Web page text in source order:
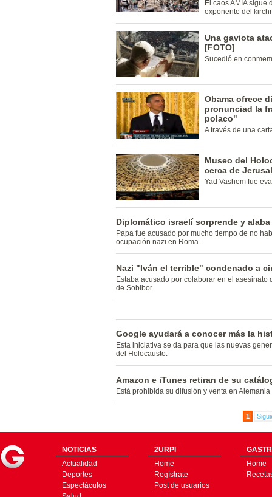
El caos AMIA
exponente del
Una gaviota
[FOTO]
Sucedió en
Obama ofrece
pronunciad la
polaco"
A través de una
Museo del
cerca de
Yad Vashem fue
Diplomático israelí sorprende y alaba
Papa fue acusado por mucho tiempo de no
ocupación nazi en Roma.
Nazi "Iván el terrible" condenado a
Estaba acusado por colaborar en el
de Sobibor
Google ayudará a conocer más la
Esta iniciativa se da para que las nuevas
del Holocausto.
Amazon e iTunes retiran de su
Está prohibida su difusión y venta en
1
NOTICIAS
Actualidad
Deportes
Espectáculos
2URPI
Home
Regístrate
Post de usuarios
Home